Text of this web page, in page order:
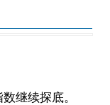
继续探底。